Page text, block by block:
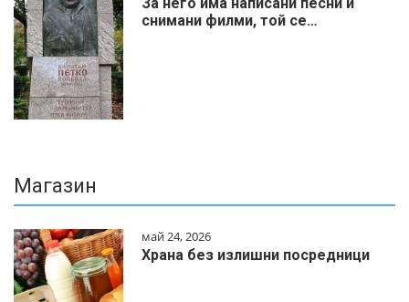
снимани филми, той се…
Магазин
май 24, 2026
Храна без излишни посредници